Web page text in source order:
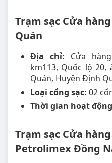
Trạm sạc Cửa
Quán
Địa chỉ: Cửa
km113, Quốc lộ
Quán, Huyện Định
Loại cổng sạc: 02
Thời gian hoạt
Trạm sạc Cửa
Petrolimex Đồng